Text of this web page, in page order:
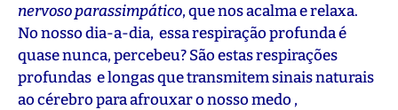
nervoso parassimpático, que nos acalma e relaxa.
No nosso dia-a-dia, essa respiração profunda é
quase nunca, percebeu? São estas respirações
profundas e longas que transmitem sinais naturais
ao cérebro para afrouxar o nosso medo ,